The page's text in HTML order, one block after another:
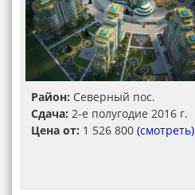
Район: Северный пос.
Сдача: 2-е полугодие 2016 г.
Цена от: 1 526 800 (смотреть)